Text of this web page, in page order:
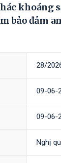
khoáng
bảo đảm
28/
09-06-
09-06-
Nghị